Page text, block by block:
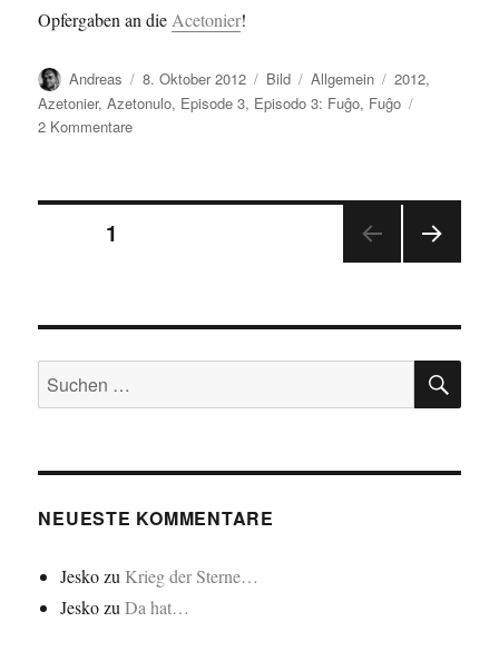
Opfergaben an dieAcetonier!
Autor
Andreas
Veröffentlicht
am
8. Oktober 2012 Format
Bild Kategorien
Allgemein Schlagwörter
2012,
Azetonier,Azetonulo, Episode 3, Episodo 3: Fuĝo, Fuĝo
2 Kommentarezu
Seitennummerierung
Beiträge
1
E
Suchen
nach:
NEUESTE KOMMENTARE
Jeskozu Krieg der Sterne…
JeskozuDa hat…